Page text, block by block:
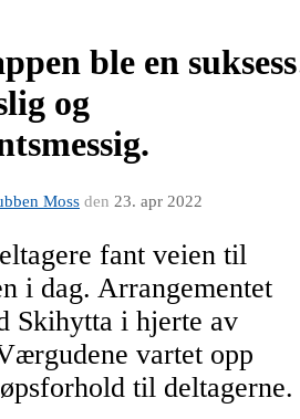
ble en
og
Moss den 23. apr 2022
fant veien til
i dag. Arrangementet
Skihytta i hjerte av
vartet opp
til deltagerne.